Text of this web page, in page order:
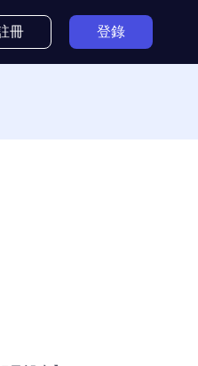
冊 登錄